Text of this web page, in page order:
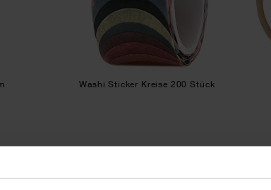
Washi Sticker Kreise 200 Stück